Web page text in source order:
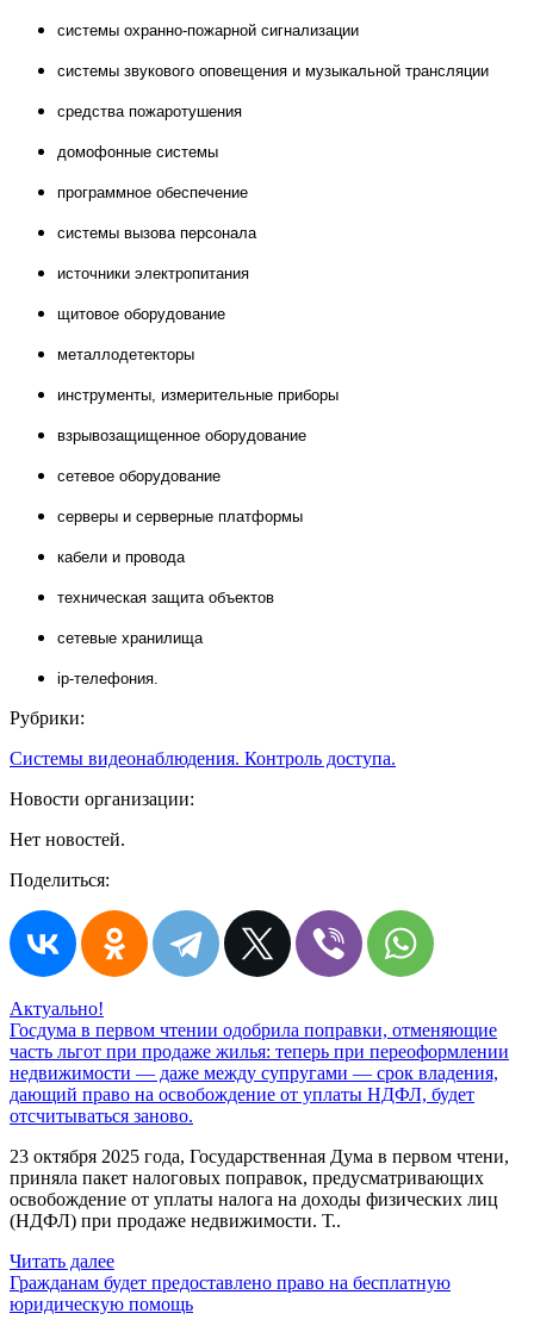
системы охранно-пожарной сигнализации
системы звукового оповещения и музыкальной трансляции
средства пожаротушения
домофонные системы
программное обеспечение
системы вызова персонала
источники электропитания
щитовое оборудование
металлодетекторы
инструменты, измерительные приборы
взрывозащищенное оборудование
сетевое оборудование
серверы и серверные платформы
кабели и провода
техническая защита объектов
сетевые хранилища
ip-телефония.
Рубрики:
Системы видеонаблюдения. Контроль доступа.
Новости организации:
Нет новостей.
Поделиться:
Актуально!
Госдума в первом чтении одобрила поправки, отменяющие
часть льгот при продаже жилья: теперь при переоформлении
недвижимости — даже между супругами — срок владения,
дающий право на освобождение от уплаты НДФЛ, будет
отсчитываться заново.
23 октября 2025 года, Государственная Дума в первом чтени,
приняла пакет налоговых поправок, предусматривающих
освобождение от уплаты налога на доходы физических лиц
(НДФЛ) при продаже недвижимости. Т..
Читать далее
Гражданам будет предоставлено право на бесплатную
юридическую помощь